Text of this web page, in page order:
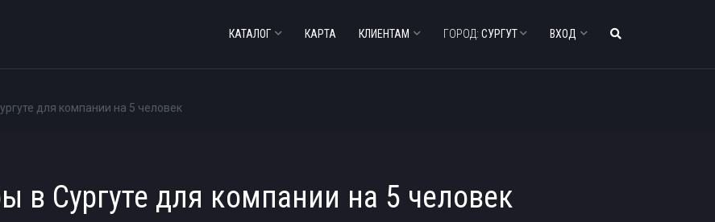
КАТАЛОГ КАРТА КЛИЕНТАМ ГОРОД: СУРГУТ ВХОД
для компании на 5 человек
в Сургуте для компании на 5 человек